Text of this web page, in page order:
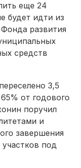
еще 24
будет идти из
развития
средств
3,5
от годового
поручил
и
завершения
под